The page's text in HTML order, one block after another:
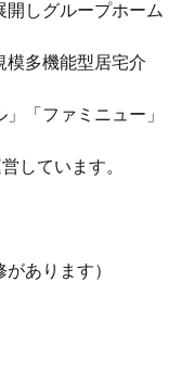
開しグループホーム
模多機能型居宅介
「ファミニュー」
しています。
あります）